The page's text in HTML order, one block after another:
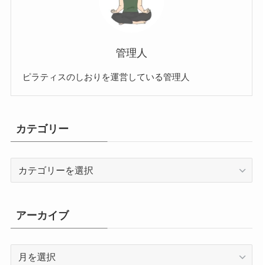
管理人
ピラティスのしおりを運営している管理人
カテゴリー
ー
アーカイブ